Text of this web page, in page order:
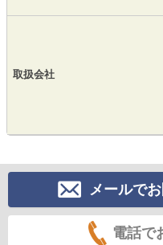
取扱会社
メールで
電話で